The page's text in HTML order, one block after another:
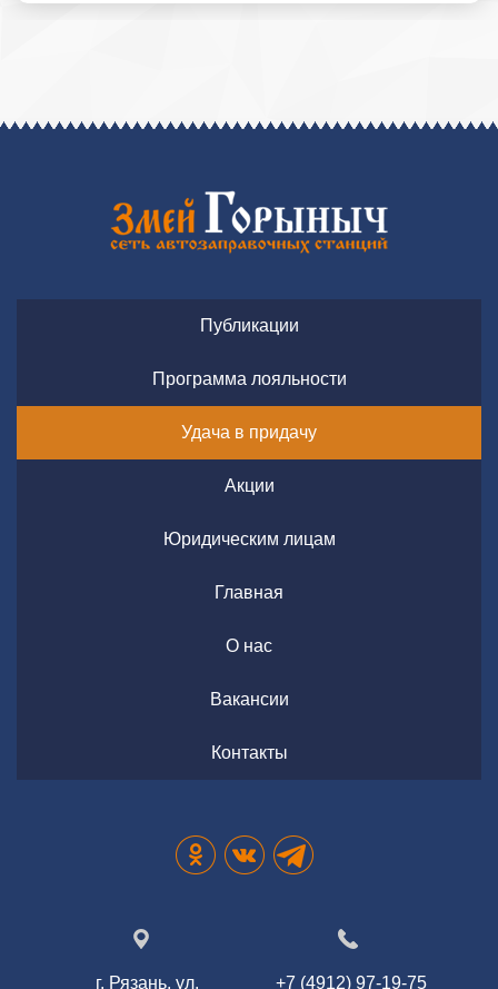
Публикации
Программа лояльности
Удача в придачу
Акции
Юридическим лицам
Главная
О нас
Вакансии
Контакты
г. Рязань, ул. +7 (4912) 97-19-75